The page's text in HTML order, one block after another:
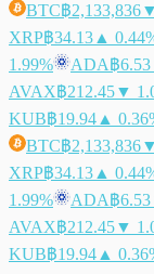
BTC฿2,133,836
XRP฿34.13 ▲
1.99%
ADA฿6.53
AVAX฿212.45▼
KUB฿19.94 ▲
BTC฿2,133,836
XRP฿34.13 ▲
1.99%
ADA฿6.53
AVAX฿212.45▼
KUB฿19.94 ▲